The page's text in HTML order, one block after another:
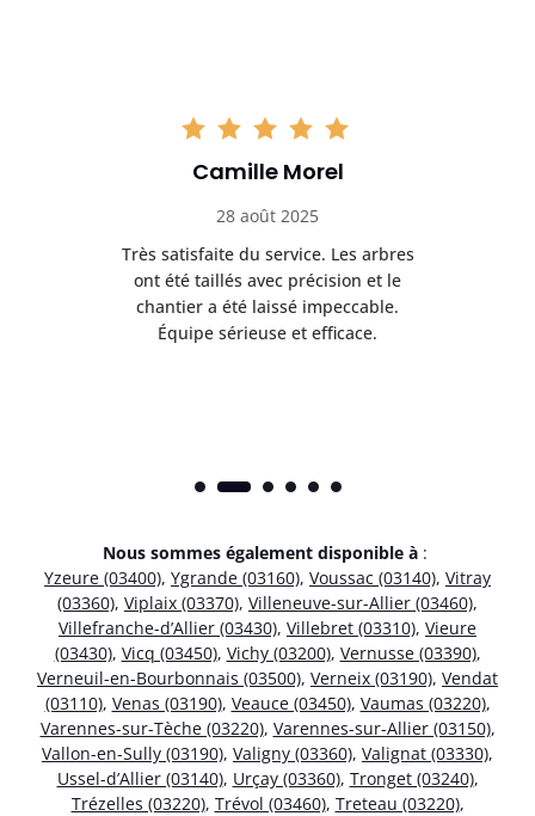
Camille Morel
28 août 2025
Très satisfaite du service. Les arbres
ont été taillés avec précision et le
chantier a été laissé impeccable.
Équipe sérieuse et efficace.
Nous sommes également disponible à :
Yzeure (03400), Ygrande (03160), Voussac (03140), Vitray
(03360), Viplaix (03370), Villeneuve-sur-Allier (03460),
Villefranche-d’Allier (03430), Villebret (03310), Vieure
(03430), Vicq (03450), Vichy (03200), Vernusse (03390),
Verneuil-en-Bourbonnais (03500), Verneix (03190), Vendat
(03110), Venas (03190), Veauce (03450), Vaumas (03220),
Varennes-sur-Tèche (03220), Varennes-sur-Allier (03150),
Vallon-en-Sully (03190), Valigny (03360), Valignat (03330),
Ussel-d’Allier (03140), Urçay (03360), Tronget (03240),
Trézelles (03220), Trévol (03460), Treteau (03220),